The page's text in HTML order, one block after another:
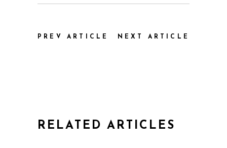
PREV ARTICLE NEXT ARTICLE
RELATED ARTICLES